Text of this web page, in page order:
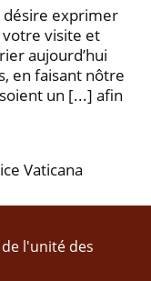
désire exprimer
visite et
aujourd’hui
en faisant nôtre
un [...] afin
Vaticana
l'unité des